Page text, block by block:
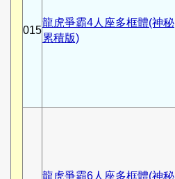
015
龍虎爭霸4人座多框體(神秘
累積版)
龍虎爭霸6人座多框體(神秘